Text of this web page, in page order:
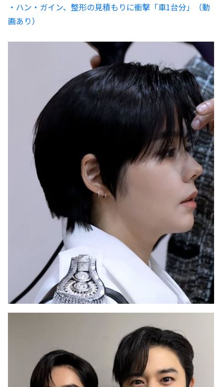
・ハン・ガイン、整形の見積もりに衝撃「車1台分」（動
画あり）